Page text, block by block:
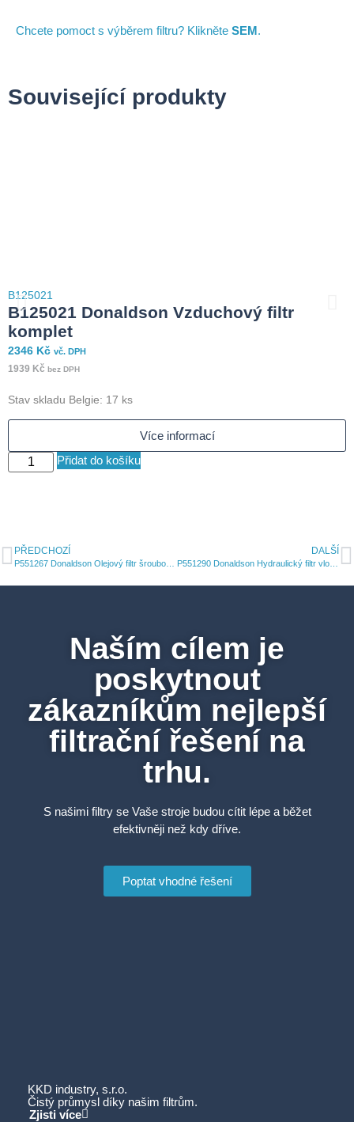
Chcete pomoct s výběrem filtru? Klikněte SEM.
Související produkty
B125021
B125021 Donaldson Vzduchový filtr
komplet
2346 Kč vč. DPH
1939 Kč bez DPH
Stav skladu Belgie: 17 ks
Více informací
Přidat do košíku
PŘEDCHOZÍ DALŠÍ
P551290 Donaldson Hydraulický filtr vložka
Naším cílem je
poskytnout
zákazníkům nejlepší
filtrační řešení na
trhu.
S našimi filtry se Vaše stroje budou cítit lépe a běžet
efektivněji než kdy dříve.
Poptat vhodné řešení
KKD industry, s.r.o.
Čistý průmysl díky našim filtrům.
Zjisti více